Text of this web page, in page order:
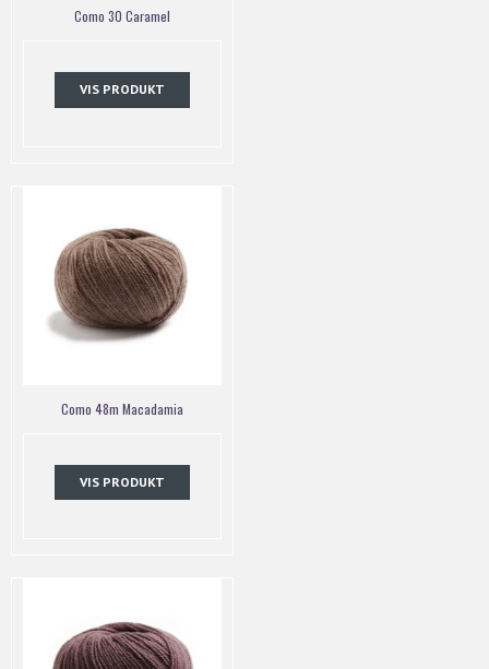
Como 30 Caramel
VIS PRODUKT
Como 48m Macadamia
VIS PRODUKT